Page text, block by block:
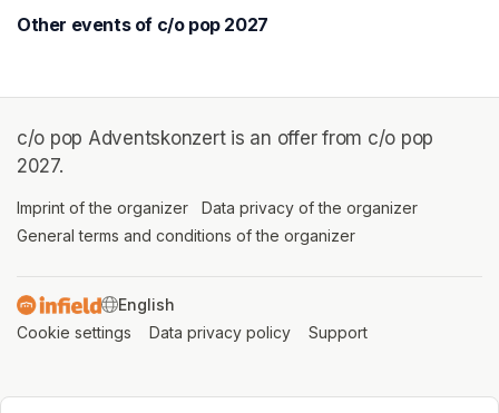
Other events of c/o pop 2027
c/o pop Adventskonzert is an offer from c/o pop
2027.
Imprint of the organizer (opens in a new tab)
Data privacy of the organizer
General terms and conditions of the organizer
SWITCH LANGUAGE
Cookie settings (opens in a new tab)
Data privacy policy (opens in a new tab)
Support